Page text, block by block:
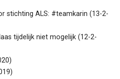
stichting ALS: #teamkarin (13-2-
tijdelijk niet mogelijk (12-2-